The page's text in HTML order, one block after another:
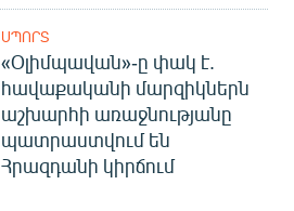
ՍՊՈՐՏ
«Օլիմպավան»-ը փակ է.
հավաքականի մարզիկներն
աշխարհի առաջնությանը
պատրաստվում են
Հրազդանի կիրճում